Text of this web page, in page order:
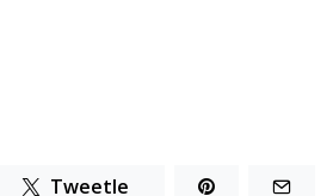
Tweetle